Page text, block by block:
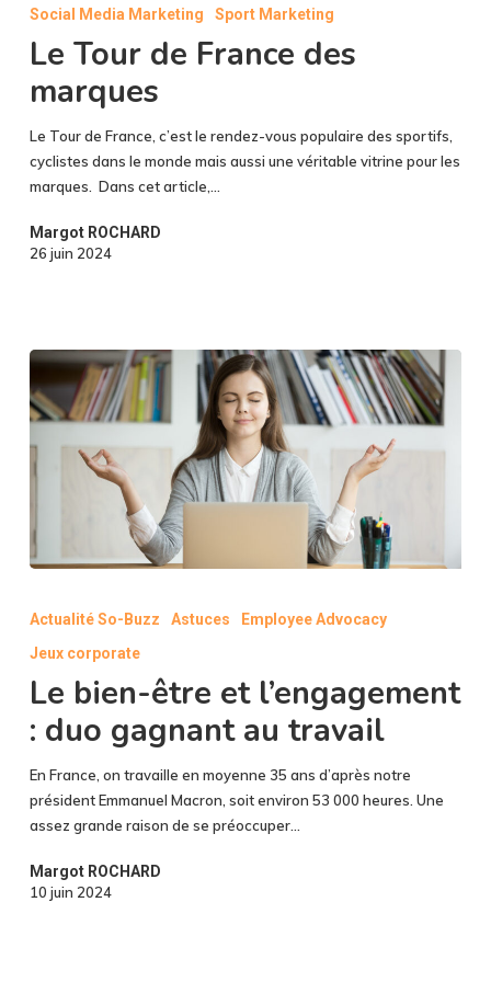
Social Media Marketing
Sport Marketing
Le Tour de France des
marques
Le Tour de France, c’est le rendez-vous populaire des sportifs,
cyclistes dans le monde mais aussi une véritable vitrine pour les
marques. Dans cet article,…
Margot ROCHARD
26 juin 2024
être
et
l’engagement
duo
au
travail
Actualité So-Buzz Astuces
Employee Advocacy
Jeux corporate
Le bien-être et l’engagement
: duo gagnant au travail
En France, on travaille en moyenne 35 ans d’après notre
président Emmanuel Macron, soit environ 53 000 heures. Une
assez grande raison de se préoccuper…
Margot ROCHARD
10 juin 2024